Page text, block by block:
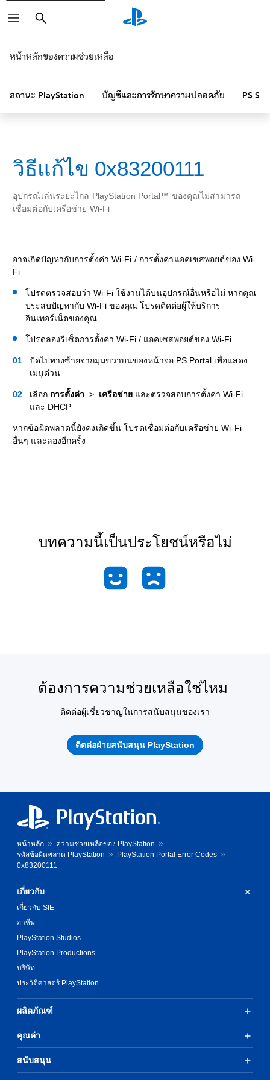
หน้าหลักของความช่วยเหลือ
สถานะ PlayStation บัญชีและการรักษาความปลอดภัย PS
วิธีแก้ไข 0x83200111
อุปกรณ์เล่นระยะไกล PlayStation Portal™ ของคุณไม่สามารถ
เชื่อมต่อกับเครือข่าย Wi-Fi
อาจเกิดปัญหากับการตั้งค่า Wi-Fi / การตั้งค่าแอคเซสพอยต์ของ Wi-
Fi
โปรดตรวจสอบว่า Wi-Fi ใช้งานได้บนอุปกรณ์อื่นหรือไม่ หากคุณ
ประสบปัญหากับ Wi-Fi ของคุณ โปรดติดต่อผู้ให้บริการ
อินเทอร์เน็ตของคุณ
โปรดลองรีเซ็ตการตั้งค่า Wi-Fi / แอคเซสพอยต์ของ Wi-Fi
ปัดไปทางซ้ายจากมุมขวาบนของหน้าจอ PS Portal เพื่อแสดง
เมนูด่วน
เลือก การตั้งค่า > เครือข่าย และตรวจสอบการตั้งค่า Wi-Fi
และ DHCP
หากข้อผิดพลาดนี้ยังคงเกิดขึ้น โปรดเชื่อมต่อกับเครือข่าย Wi-Fi
อื่นๆ และลองอีกครั้ง
บทความนี้เป็นประโยชน์หรือไม่
ต้องการความช่วยเหลือใช่ไหม
ติดต่อผู้เชี่ยวชาญในการสนับสนุนของเรา
ติดต่อฝ่ายสนับสนุน PlayStation
หน้าหลัก
ความช่วยเหลือของ PlayStation
รหัสข้อผิดพลาด PlayStation
PlayStation Portal Error Codes
0x83200111
เกี่ยวกับ
เกี่ยวกับ SIE
อาชีพ
PlayStation Studios
PlayStation Productions
บริษัท
ประวัติศาสตร์ PlayStation
ผลิตภัณฑ์
คุณค่า
สนับสนุน